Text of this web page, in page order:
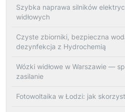
Szybka naprawa silników
widłowych
Czyste zbiorniki, bezpieczna
dezynfekcja z Hydrochemią
Wózki widłowe w Warszawie —
zasilanie
Fotowoltaika w Łodzi: jak